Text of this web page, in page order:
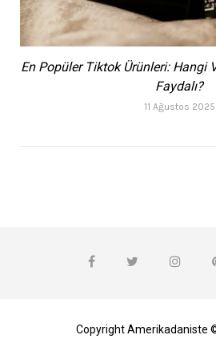
En Popüler Tiktok Ürünleri: Hangi
Faydalı?
11 Ağustos 2025
Copyright Amerikadaniste